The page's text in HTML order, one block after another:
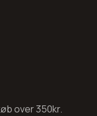
over 350kr.